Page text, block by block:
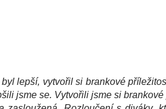
lepší, vytvořil si brankové
jsme se. Vytvořili jsme si